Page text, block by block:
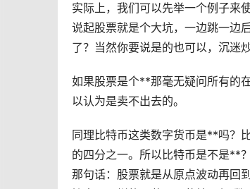
实际上，我们可以先举一个例子来
说起股票就是个大坑，一边跳一边
了？当然你要说是的也可以，沉迷
如果股票是个**那毫无疑问所有的
以认为是卖不出去的。
同理比特币这类数字货币是**吗？
的四分之一。所以比特币是不是**
那句话：股票就是从原点波动再回